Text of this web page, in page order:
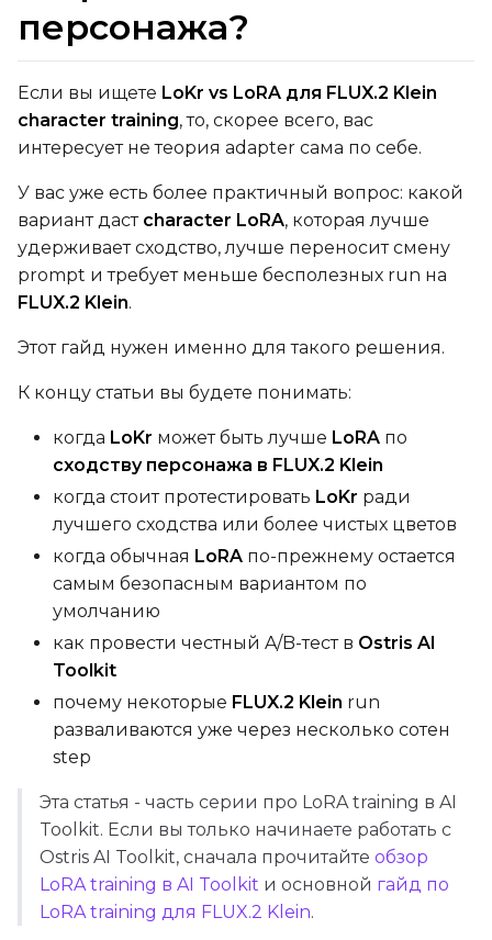
Text Encoder
qfloat8 (default)
Compile Options
ToggleCompile Model
Compile Model
TARGET
Target Type
SAVE
Data Type
BF16
Save Every
Batch Size
Gradient Accumulation
персонажа?
Если вы ищете LoKr vs LoRA для FLUX.2 Klein
character training, то, скорее всего, вас
интересует не теория adapter сама по себе.
У вас уже есть более практичный вопрос: какой
вариант даст character LoRA, которая лучше
удерживает сходство, лучше переносит смену
prompt и требует меньше бесполезных run на
FLUX.2 Klein.
Этот гайд нужен именно для такого решения.
К концу статьи вы будете понимать:
когда LoKr может быть лучше LoRA по
сходству персонажа в FLUX.2 Klein
когда стоит протестировать LoKr ради
лучшего сходства или более чистых цветов
когда обычная LoRA по-прежнему остается
самым безопасным вариантом по
умолчанию
как провести честный A/B-тест в Ostris AI
Toolkit
почему некоторые FLUX.2 Klein run
разваливаются уже через несколько сотен
step
Эта статья - часть серии про LoRA training в AI
Toolkit. Если вы только начинаете работать с
Ostris AI Toolkit, сначала прочитайте обзор
LoRA training в AI Toolkit и основной гайд по
LoRA training для FLUX.2 Klein.